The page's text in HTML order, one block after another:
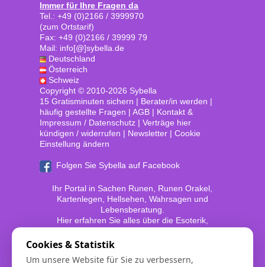
Immer für Ihre Fragen da
Tel.: +49 (0)2166 / 3999970
(zum Ortstarif)
Fax: +49 (0)2166 / 39999 79
Mail: info[@]sybella.de
Deutschland
Österreich
Schweiz
Copyright © 2010-2026 Sybella
15 Gratisminuten sichern | Berater/in werden |
häufig gestellte Fragen |AGB | Kontakt &
Impressum / Datenschutz |Verträge hier
kündigen / widerrufen | Newsletter |Cookie
Einstellung ändern
Folgen Sie Sybella auf Facebook
Ihr Portal in Sachen Runen, Runen Orakel,
Kartenlegen, Hellsehen, Wahrsagen und
Lebensberatung.
Hier erfahren Sie alles über die Esoterik,
Spiritualität und das Außersinnliche.
Kartenleger, Kartenlegerinnen, Hellseher,
Cookies & Statistik
Um unsere Website für Sie zu verbessern,